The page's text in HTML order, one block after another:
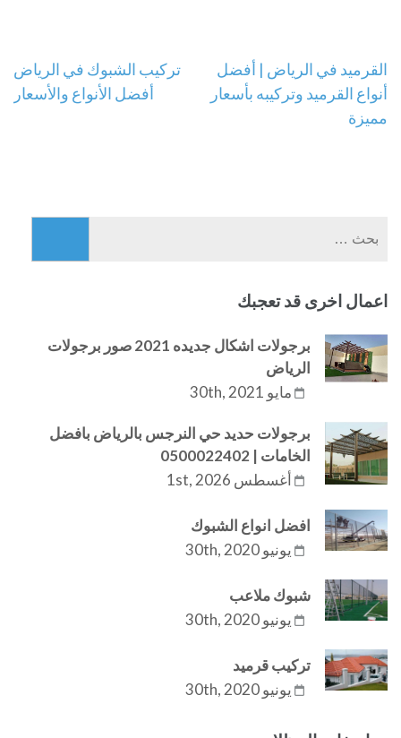
تصفّح
المقالات
القرميد في الرياض | أفضل
أنواع القرميد وتركيبه بأسعار
مميزة
تركيب الشبوك في الرياض
أفضل الأنواع والأسعار
اعمال اخرى قد تعجبك
برجولات اشكال جديده 2021 صور برجولات
الرياض
مايو 30th, 2021
برجولات حديد حي النرجس بالرياض بافضل
الخامات | 0500022402
أغسطس 1st, 2026
افضل انواع الشبوك
يونيو 30th, 2020
شبوك ملاعب
يونيو 30th, 2020
تركيب قرميد
يونيو 30th, 2020